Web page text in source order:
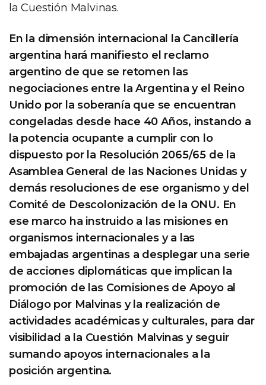
la Cuestión Malvinas.
En la dimensión internacional la Cancillería
argentina hará manifiesto el reclamo
argentino de que se retomen las
negociaciones entre la Argentina y el Reino
Unido por la soberanía que se encuentran
congeladas desde hace 40 Años, instando a
la potencia ocupante a cumplir con lo
dispuesto por la Resolución 2065/65 de la
Asamblea General de las Naciones Unidas y
demás resoluciones de ese organismo y del
Comité de Descolonización de la ONU. En
ese marco ha instruido a las misiones en
organismos internacionales y a las
embajadas argentinas a desplegar una serie
de acciones diplomáticas que implican la
promoción de las Comisiones de Apoyo al
Diálogo por Malvinas y la realización de
actividades académicas y culturales, para dar
visibilidad a la Cuestión Malvinas y seguir
sumando apoyos internacionales a la
posición argentina.